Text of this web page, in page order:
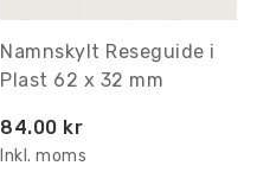
Namnskylt Reseguide i
Plast 62 x 32 mm
84.00 kr
Inkl. moms